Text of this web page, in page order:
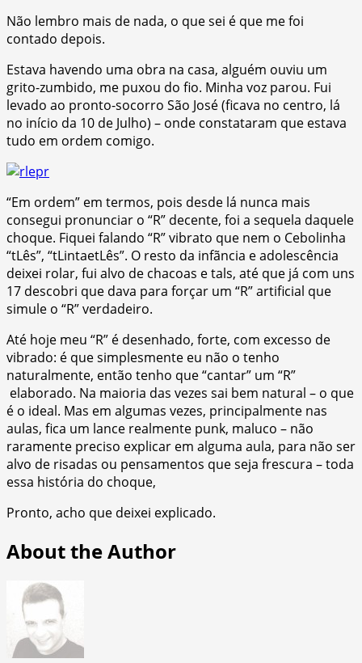
Não lembro mais de nada, o que sei é que me foi
contado depois.
Estava havendo uma obra na casa, alguém ouviu um
grito-zumbido, me puxou do fio. Minha voz parou. Fui
levado ao pronto-socorro São José (ficava no centro, lá
no início da 10 de Julho) – onde constataram que estava
tudo em ordem comigo.
“Em ordem” em termos, pois desde lá nunca mais
consegui pronunciar o “R” decente, foi a sequela daquele
choque. Fiquei falando “R” vibrato que nem o Cebolinha
“tLês”, “tLintaetLês”. O resto da infãncia e adolescência
deixei rolar, fui alvo de chacoas e tals, até que já com uns
17 descobri que dava para forçar um “R” artificial que
simule o “R” verdadeiro.
Até hoje meu “R” é desenhado, forte, com excesso de
vibrado: é que simplesmente eu não o tenho
naturalmente, então tenho que “cantar” um “R”
elaborado. Na maioria das vezes sai bem natural – o que
é o ideal. Mas em algumas vezes, principalmente nas
aulas, fica um lance realmente punk, maluco – não
raramente preciso explicar em alguma aula, para não ser
alvo de risadas ou pensamentos que seja frescura – toda
essa história do choque,
Pronto, acho que deixei explicado.
About the Author